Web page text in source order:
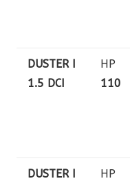
DUSTER I
1.5 DCI
HP
110
DUSTER I
HP